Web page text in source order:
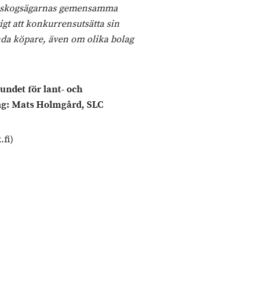
gemensamma
att konkurrensutsätta sin
köpare, även om olika bolag
för lant- och
Mats Holmgård, SLC